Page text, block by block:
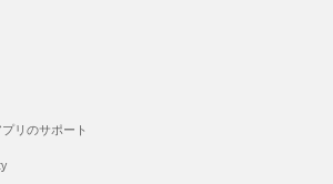
リのサポート